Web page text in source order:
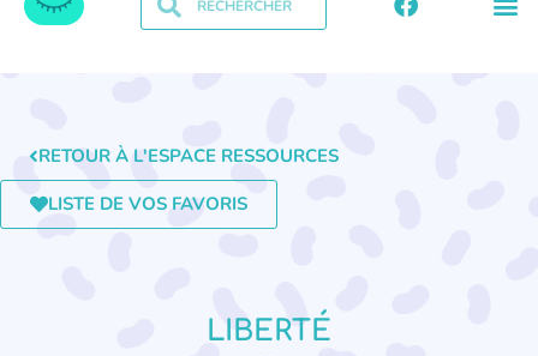
RETOUR À L'ESPACE RESSOURCES
LISTE DE VOS FAVORIS
LIBERTÉ